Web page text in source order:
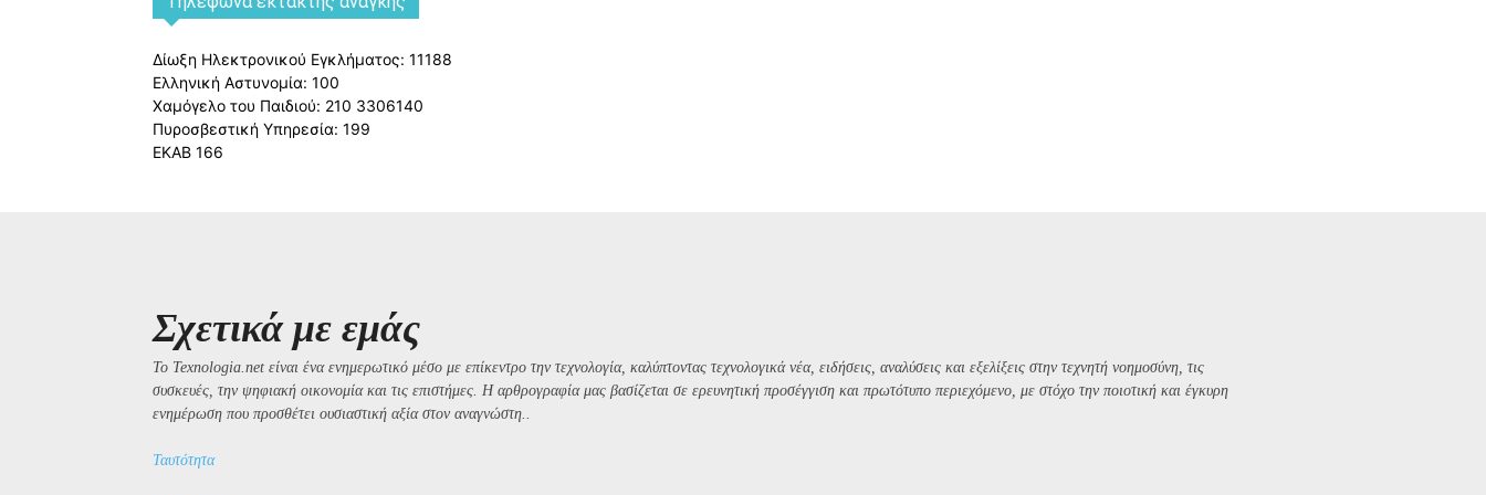
Δίωξη Ηλεκτρονικού Εγκλήματος: 11188
Ελληνική Αστυνομία: 100
Χαμόγελο του Παιδιού: 210 3306140
Πυροσβεστική Υπηρεσία: 199
ΕΚΑΒ 166
Σχετικά με εμάς
Το Texnologia.net είναι ένα ενημερωτικό μέσο με επίκεντρο την τεχνολογία, καλύπτοντας τεχνολογικά νέα, ειδήσεις, αναλύσεις και εξελίξεις στην τεχνητή νοημοσύνη, τις
συσκευές, την ψηφιακή οικονομία και τις επιστήμες. Η αρθρογραφία μας βασίζεται σε ερευνητική προσέγγιση και πρωτότυπο περιεχόμενο, με στόχο την ποιοτική και έγκυρη
ενημέρωση που προσθέτει ουσιαστική αξία στον αναγνώστη..
Ταυτότητα